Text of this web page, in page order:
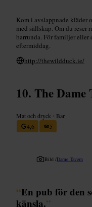
Kom i avslappnade kläder
med sällskap. Om du reser
barrunda. För familjer
eftermiddag.
http://thewildduck.ie/
The Dame
Mat och dryck • Bar
4,6
5
Bild /Dame Tavern
“En pub för den
känsla.”